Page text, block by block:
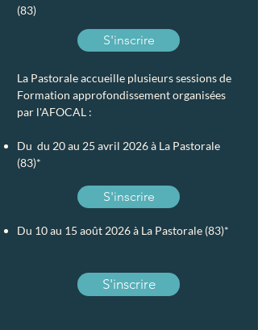
(83)
La Pastorale accueille plusieurs sessions de
Formation approfondissement organisées
par l'AFOCAL :
Du du 20 au 25 avril 2026 à La Pastorale
(83)*
Du 10 au 15 août 2026 à La Pastorale (83)*
S'inscrire
S'inscrire
S'inscrire